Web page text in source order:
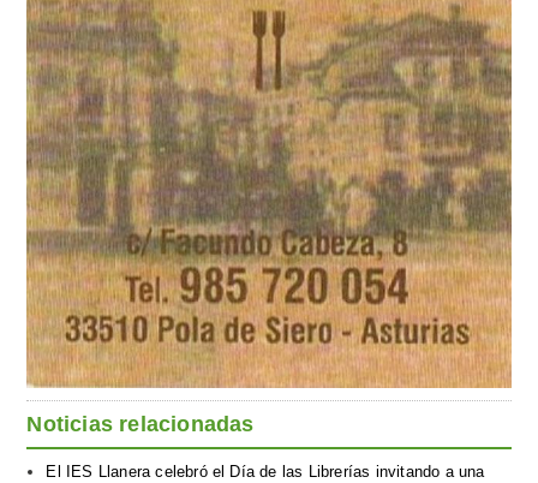
Noticias relacionadas
El IES Llanera celebró el Día de las Librerías invitando a una